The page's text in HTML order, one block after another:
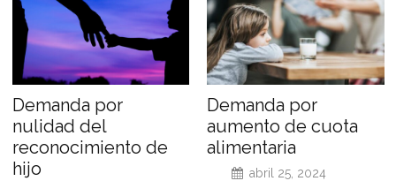
Demanda por
nulidad del
reconocimiento de
hijo
Demanda por
aumento de cuota
alimentaria
abril 25, 2024